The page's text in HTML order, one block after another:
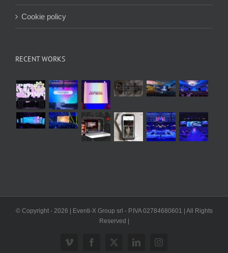
Cookie policy
RECENT WORKS
© Copyright - 2026 | Eventi-X Group srl - P.IVA 02784680601 | All Rights
Reserved |
Vimeo Facebook
X LinkedInInstagram